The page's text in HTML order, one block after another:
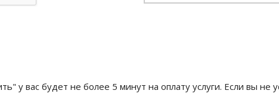
у вас будет не более 5 минут на оплату услуги. Если вы не